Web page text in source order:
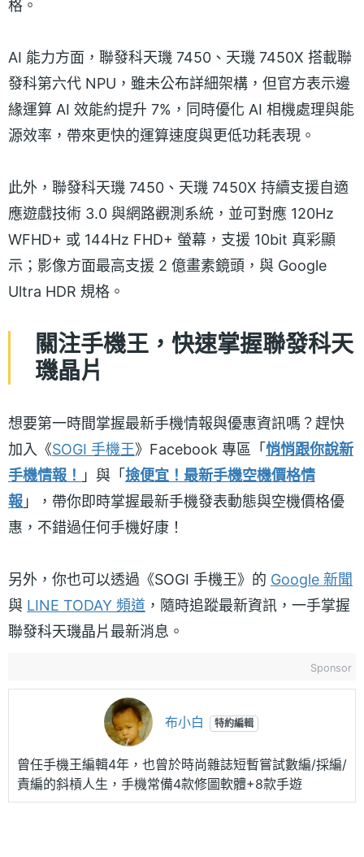
格。
AI 能力方面，聯發科天璣 7450、天璣 7450X 搭載聯
發科第六代 NPU，雖未公布詳細架構，但官方表示邊
緣運算 AI 效能約提升 7%，同時優化 AI 相機處理與能
源效率，帶來更快的運算速度與更低功耗表現。
此外，聯發科天璣 7450、天璣 7450X 持續支援自適
應遊戲技術 3.0 與網路觀測系統，並可對應 120Hz
WFHD+ 或 144Hz FHD+ 螢幕，支援 10bit 真彩顯
示；影像方面最高支援 2 億畫素鏡頭，與 Google
Ultra HDR 規格。
關注手機王，快速掌握聯發科天
璣晶片
想要第一時間掌握最新手機情報與優惠資訊嗎？趕快
加入《SOGI 手機王》Facebook 專區「 悄悄跟你說新
手機情報！ 」與「 撿便宜！最新手機空機價格情
報 」，帶你即時掌握最新手機發表動態與空機價格優
惠，不錯過任何手機好康！
另外，你也可以透過《SOGI 手機王》的 Google 新聞
與 LINE TODAY 頻道 ，隨時追蹤最新資訊，一手掌握
聯發科天璣晶片最新消息。
Sponsor
布小白 特約編輯
曾任手機王編輯4年，也曾於時尚雜誌短暫嘗試數編/採編/
責編的斜槓人生，手機常備4款修圖軟體+8款手遊